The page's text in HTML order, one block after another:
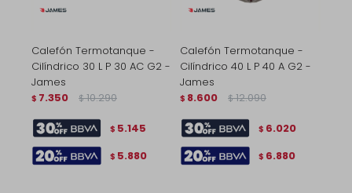
Calefón Termotanque -
Cilíndrico 30 L P 30 AC G2 -
James
$ 7.350 $ 10.290
$ 5.145
$ 5.880
Calefón Termotanque -
Cilíndrico 40 L P 40 A G2 -
James
$ 8.600 $ 12.090
$ 6.020
$ 6.880